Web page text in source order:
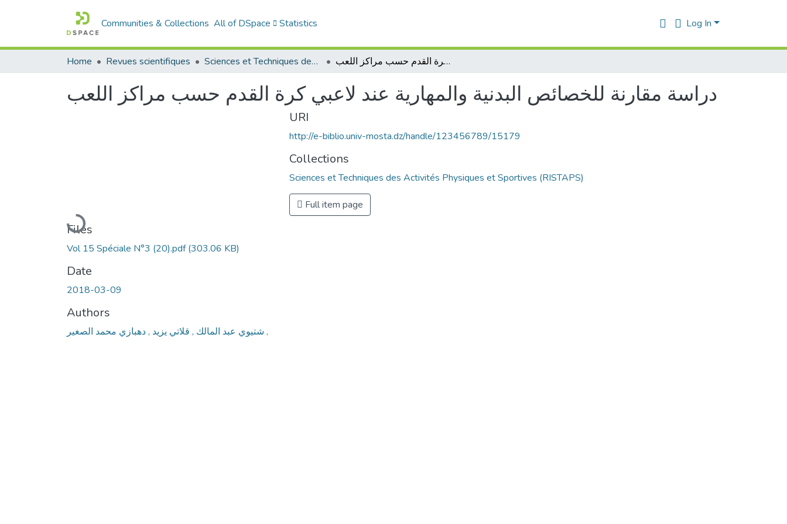
Communities & Collections All of DSpace Statistics Log In
Home Revues scientifiques Sciences et Techniques des Activités Physiques et Sportives (RISTAPS) دراسة مقارنة للخصائص البدنية والمهارية عند لاعبي كرة القدم حسب مراكز اللعب
دراسة مقارنة للخصائص البدنية والمهارية عند لاعبي كرة القدم حسب مراكز اللعب
Loading...
Files
Vol 15 Spéciale N°3 (20).pdf(303.06 KB)
Date
2018-03-09
Authors
شتيوي عبد المالك , قلاتي يزيد , دهبازي محمد الصغير ,
URI
http://e-biblio.univ-mosta.dz/handle/123456789/15179
Collections
Sciences et Techniques des Activités Physiques et Sportives (RISTAPS)
Full item page